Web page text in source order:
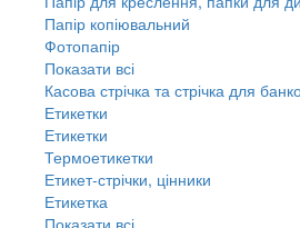
Папір копіювальний
Фотопапір
Показати всі
Касова стрічка та стрічка для
Етикетки
Етикетки
Термоетикетки
Етикет-стрічки, цінники
Етикетка
Показати всі